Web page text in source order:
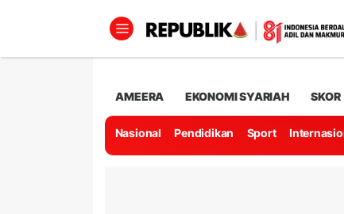
AMEERA EKONOMI SYARIAH SKOR
Nasional Pendidikan Sport